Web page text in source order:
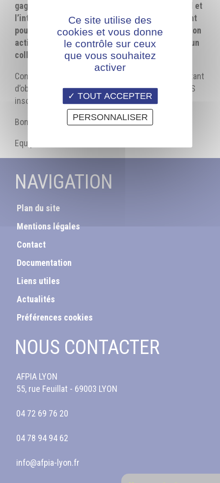
gagnant pour le salarié), mais aussi sur l’accueil et
l’intégration des nouveaux venus (aspect gagnant
pour l’entreprise), via une meilleure analyse de son
activité professionnelle et de son activité dans un
collectif de travail qui sera faite par le tuteur.
Consultez le lien du flyer ci dessus, VOUS permettant
d’obtenir des informations sur le projet et de VOUS
inscrire aux webinaires d’information.
Bonne journée
Equipe AFPIA LYON
NAVIGATION
Plan du site
Mentions légales
Contact
Documentation
Liens utiles
Actualités
Préférences cookies
NOUS CONTACTER
AFPIA LYON
55, rue Feuillat - 69003 LYON
04 72 69 76 20
04 78 94 94 62
info@afpia-lyon.fr
Ce site utilise des
cookies et vous donne
le contrôle sur ceux
que vous souhaitez
activer
TOUT ACCEPTER
PERSONNALISER